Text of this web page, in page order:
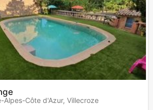
Alpes-Côte d'Azur, Villecroze